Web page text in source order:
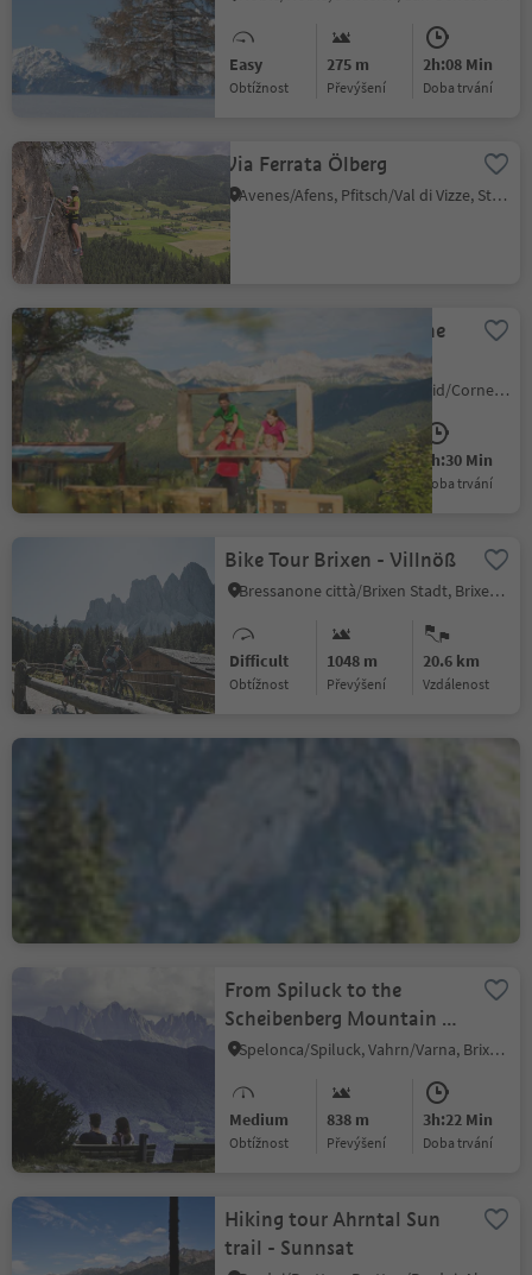
Easy
Obtížnost
275 m
Převýšení
2h:08 Min
doba trvání
Via Ferrata Ölberg
Avenes/Afens, Pfitsch/Val di Vizze, Sterzing/Vipiteno and environs
Mountain Cinema in the
Eggental - Furner Oach
Collepietra/Steinegg, Karneid/Cornedo all'Isarco, Dolomites Region Eggental
Medium
Obtížnost
540 m
Převýšení
3h:30 Min
doba trvání
Bike Tour Brixen - Villnöß
Bressanone città/Brixen Stadt, Brixen/Bressanone, Brixen/Bressanone and environs
Difficult
Obtížnost
1048 m
Převýšení
20.6 km
vzdálenost
the Sassolungo Group
From Spiluck to the
Scheibenberg Mountain -
Zirmait to Spiluck
Spelonca/Spiluck, Vahrn/Varna, Brixen/Bressanone and environs
Medium
Obtížnost
838 m
Převýšení
3h:22 Min
doba trvání
Hiking tour Ahrntal Sun
trail - Sunnsat